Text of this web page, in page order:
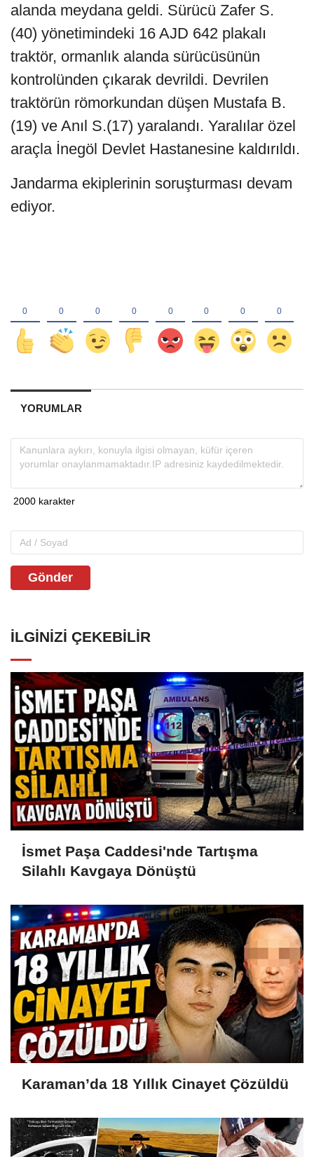
alanda meydana geldi. Sürücü Zafer S.
(40) yönetimindeki 16 AJD 642 plakalı
traktör, ormanlık alanda sürücüsünün
kontrolünden çıkarak devrildi. Devrilen
traktörün römorkundan düşen Mustafa B.
(19) ve Anıl S.(17) yaralandı. Yaralılar özel
araçla İnegöl Devlet Hastanesine kaldırıldı.
Jandarma ekiplerinin soruşturması devam
ediyor.
YORUMLAR
Gönder
İLGINIZI ÇEKEBILIR
İsmet Paşa Caddesi'nde Tartışma
Silahlı Kavgaya Dönüştü
Karaman’da 18 Yıllık Cinayet Çözüldü